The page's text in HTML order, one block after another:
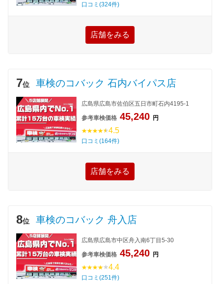
口コミ(324件)
店舗をみる
7位 車検のコバック 石内バイパス店
広島県広島市佐伯区五日市町石内4195-1
参考車検価格 45,240 円
4.5
口コミ(164件)
店舗をみる
8位 車検のコバック 舟入店
広島県広島市中区舟入南6丁目5-30
参考車検価格 45,240 円
4.4
口コミ(251件)